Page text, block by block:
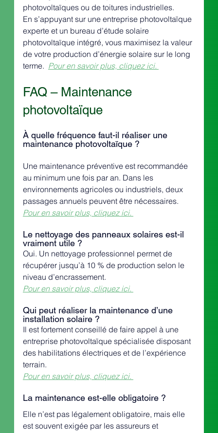
photovoltaïques ou de toitures industrielles.
En s’appuyant sur une entreprise photovoltaïque
experte et un bureau d’étude solaire
photovoltaïque intégré, vous maximisez la valeur
de votre production d’énergie solaire sur le long
terme. Pour en savoir plus, cliquez ici.
FAQ – Maintenance
photovoltaïque
À quelle fréquence faut-il réaliser une
maintenance photovoltaïque ?
Une maintenance préventive est recommandée
au minimum une fois par an. Dans les
environnements agricoles ou industriels, deux
passages annuels peuvent être nécessaires.
Pour en savoir plus, cliquez ici.
Le nettoyage des panneaux solaires est-il
vraiment utile ?
Oui. Un nettoyage professionnel permet de
récupérer jusqu’à 10 % de production selon le
niveau d’encrassement.
Pour en savoir plus, cliquez ici.
Qui peut réaliser la maintenance d’une
installation solaire ?
Il est fortement conseillé de faire appel à une
entreprise photovoltaïque spécialisée disposant
des habilitations électriques et de l’expérience
terrain.
Pour en savoir plus, cliquez ici.
La maintenance est-elle obligatoire ?
Elle n’est pas légalement obligatoire, mais elle
est souvent exigée par les assureurs et